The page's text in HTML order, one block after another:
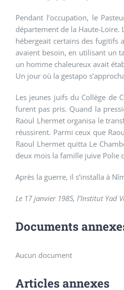
Pendant l’occupation, le
département de la Haute-Loire.
hébergeait certains des fugitifs
avaient besoin, en utilisant un
un homme chaleureux avait
Un jour où la gestapo
Les jeunes juifs du Collège de
furent pas pris. Quand la
Raoul Lhermet organisa le
réussirent. Parmi ceux que
Raoul Lhermet quitta Le
deux mois la famille juive Polie
Après la guerre, il s’installa à
Le 17 janvier 1985, l’Institut Yad
Documents
Aucun document
Articles annexes